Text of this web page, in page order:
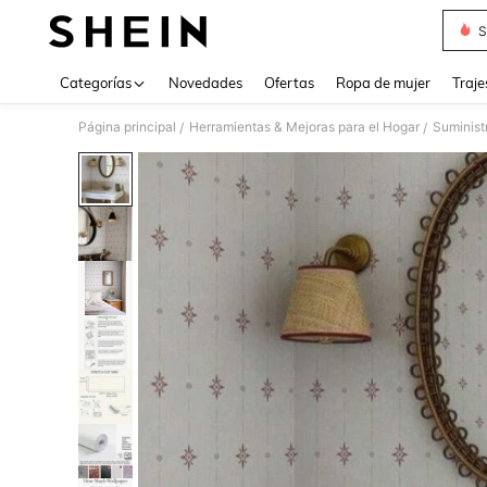
Categorías Novedades Ofertas Ropa de mujer
Página principal / Herramientas & Mejoras para el Hogar /